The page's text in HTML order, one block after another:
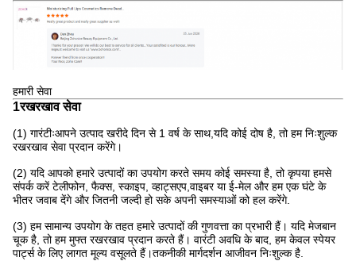
हमारी सेवा
1रखरखाव सेवा
(1) गारंटीःआपने उत्पाद खरीदे दिन से 1 वर्ष के साथ,यदि कोई दोष है, तो हम निःशुल्क
रखरखाव सेवा प्रदान करेंगे।
(2) यदि आपको हमारे उत्पादों का उपयोग करते समय कोई समस्या है, तो कृपया हमसे
संपर्क करें टेलीफोन, फैक्स, स्काइप, व्हाट्सएप,वाइबर या ई-मेल और हम एक घंटे के
भीतर जवाब देंगे और जितनी जल्दी हो सके अपनी समस्याओं को हल करेंगे.
(3) हम सामान्य उपयोग के तहत हमारे उत्पादों की गुणवत्ता का प्रभारी हैं। यदि मेजबान
चूक है, तो हम मुफ्त रखरखाव प्रदान करते हैं। वारंटी अवधि के बाद, हम केवल स्पेयर
पार्ट्स के लिए लागत मूल्य वसूलते हैं।तकनीकी मार्गदर्शन आजीवन निःशुल्क है.